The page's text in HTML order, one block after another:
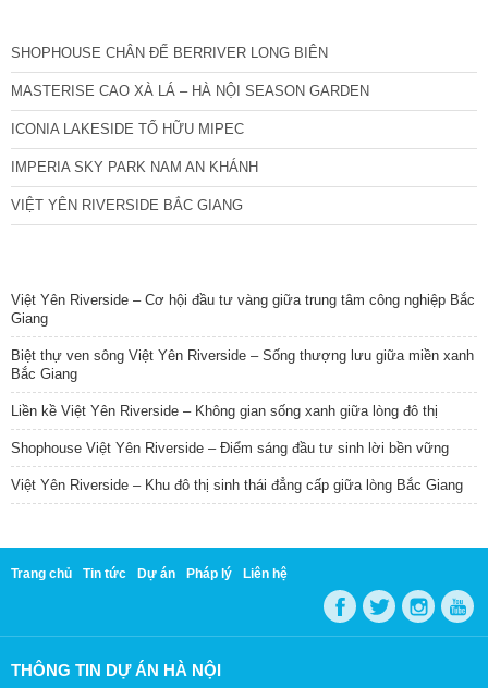
SHOPHOUSE CHÂN ĐẾ BERRIVER LONG BIÊN
MASTERISE CAO XÀ LÁ – HÀ NỘI SEASON GARDEN
ICONIA LAKESIDE TỐ HỮU MIPEC
IMPERIA SKY PARK NAM AN KHÁNH
VIỆT YÊN RIVERSIDE BẮC GIANG
Việt Yên Riverside – Cơ hội đầu tư vàng giữa trung tâm công nghiệp Bắc
Giang
Biệt thự ven sông Việt Yên Riverside – Sống thượng lưu giữa miền xanh
Bắc Giang
Liền kề Việt Yên Riverside – Không gian sống xanh giữa lòng đô thị
Shophouse Việt Yên Riverside – Điểm sáng đầu tư sinh lời bền vững
Việt Yên Riverside – Khu đô thị sinh thái đẳng cấp giữa lòng Bắc Giang
Trang chủ Tin tức Dự án Pháp lý Liên hệ
THÔNG TIN DỰ ÁN HÀ NỘI